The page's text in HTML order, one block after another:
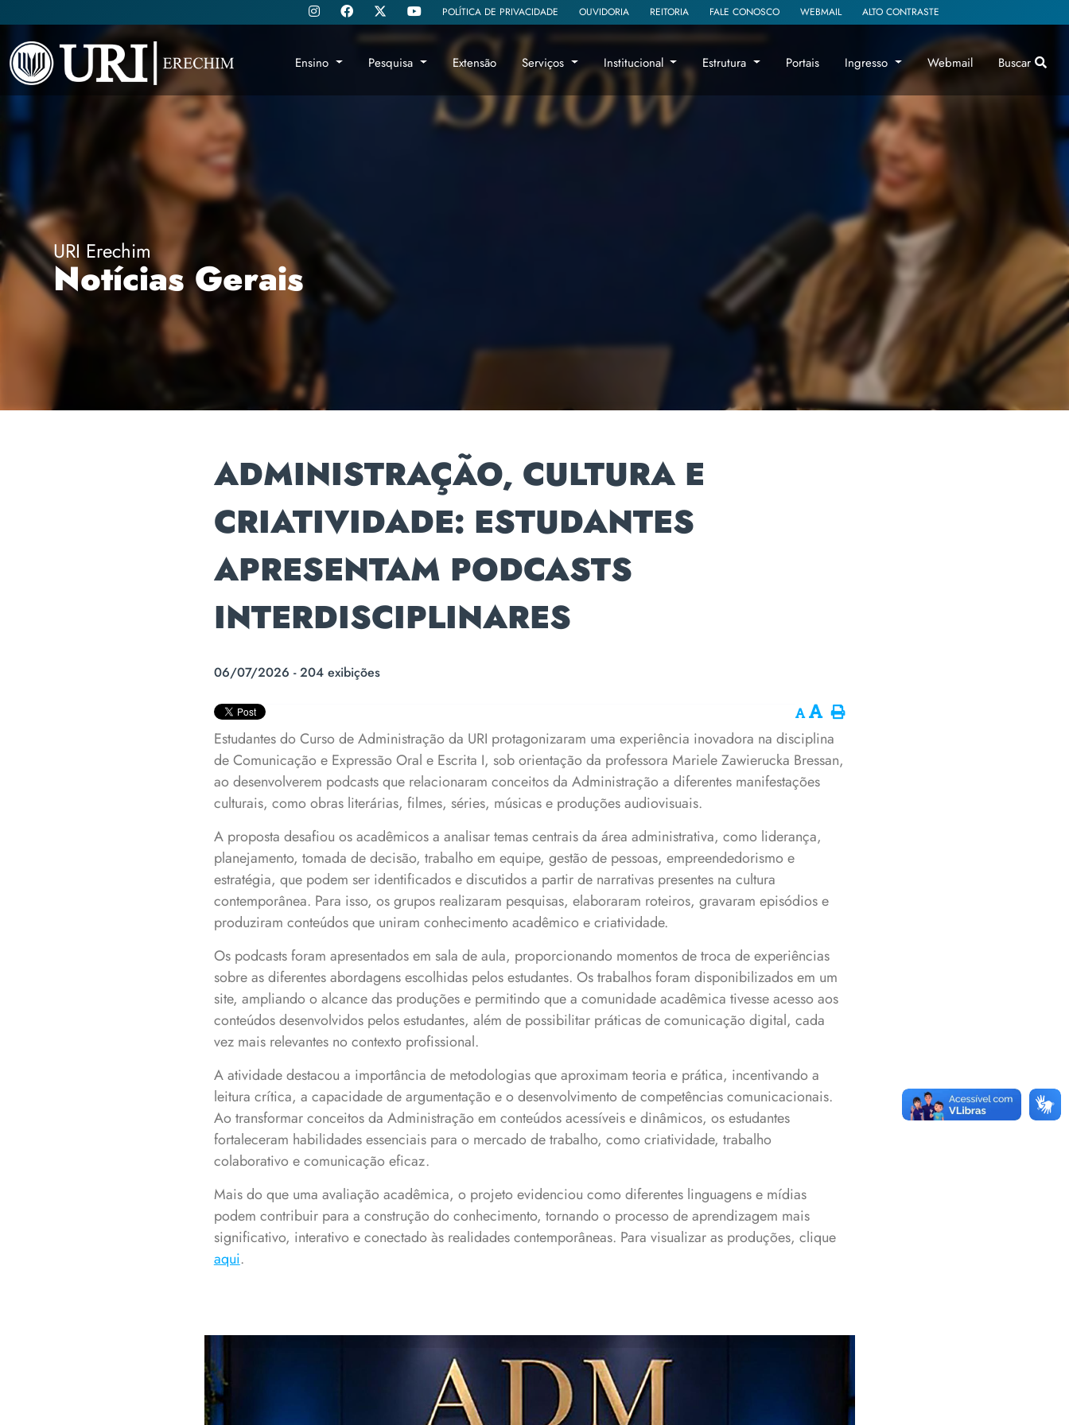
Ensino Pesquisa Extensão Serviços Institucional Estrutura Portais Ingresso Webmail Buscar
POLÍTICA DE PRIVACIDADE OUVIDORIA REITORIA FALE CONOSCO WEBMAIL ALTO CONTRASTE
URI Erechim
Notícias Gerais
ADMINISTRAÇÃO, CULTURA E
CRIATIVIDADE: ESTUDANTES
APRESENTAM PODCASTS
INTERDISCIPLINARES
06/07/2026 - 204 exibições
Estudantes do Curso de Administração da URI protagonizaram uma experiência inovadora na disciplina
de Comunicação e Expressão Oral e Escrita I, sob orientação da professora Mariele Zawierucka Bressan,
ao desenvolverem podcasts que relacionaram conceitos da Administração a diferentes manifestações
culturais, como obras literárias, filmes, séries, músicas e produções audiovisuais.
A proposta desafiou os acadêmicos a analisar temas centrais da área administrativa, como liderança,
planejamento, tomada de decisão, trabalho em equipe, gestão de pessoas, empreendedorismo e
estratégia, que podem ser identificados e discutidos a partir de narrativas presentes na cultura
contemporânea. Para isso, os grupos realizaram pesquisas, elaboraram roteiros, gravaram episódios e
produziram conteúdos que uniram conhecimento acadêmico e criatividade.
Os podcasts foram apresentados em sala de aula, proporcionando momentos de troca de experiências
sobre as diferentes abordagens escolhidas pelos estudantes. Os trabalhos foram disponibilizados em um
site, ampliando o alcance das produções e permitindo que a comunidade acadêmica tivesse acesso aos
conteúdos desenvolvidos pelos estudantes, além de possibilitar práticas de comunicação digital, cada
vez mais relevantes no contexto profissional.
A atividade destacou a importância de metodologias que aproximam teoria e prática, incentivando a
leitura crítica, a capacidade de argumentação e o desenvolvimento de competências comunicacionais.
Ao transformar conceitos da Administração em conteúdos acessíveis e dinâmicos, os estudantes
fortaleceram habilidades essenciais para o mercado de trabalho, como criatividade, trabalho
colaborativo e comunicação eficaz.
Mais do que uma avaliação acadêmica, o projeto evidenciou como diferentes linguagens e mídias
podem contribuir para a construção do conhecimento, tornando o processo de aprendizagem mais
significativo, interativo e conectado às realidades contemporâneas. Para visualizar as produções, clique
aqui.